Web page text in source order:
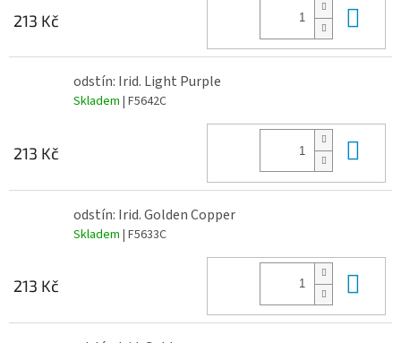
213 Kč
odstín: Irid. Light Purple
Skladem | F5642C
213 Kč
odstín: Irid. Golden Copper
Skladem | F5633C
213 Kč